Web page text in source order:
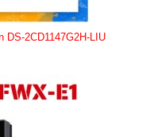
DS-2CD1147G2H-LIU